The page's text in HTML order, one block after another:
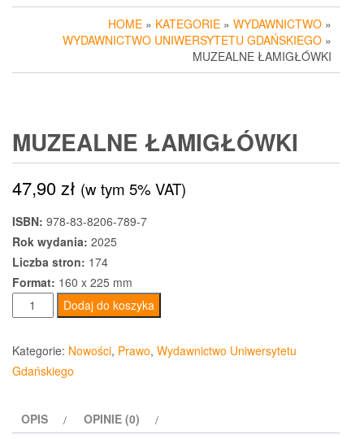
HOME » KATEGORIE » WYDAWNICTWO »
WYDAWNICTWO UNIWERSYTETU GDAŃSKIEGO »
MUZEALNE ŁAMIGŁÓWKI
MUZEALNE ŁAMIGŁÓWKI
47,90zł (w tym 5% VAT)
ISBN: 978-83-8206-789-7
Rok wydania: 2025
Liczba stron: 174
Format: 160 x 225 mm
ilość
Muzealne
łamigłówki
Dodaj do koszyka
Kategorie: Nowości, Prawo, Wydawnictwo Uniwersytetu
Gdańskiego
OPIS OPINIE (0)